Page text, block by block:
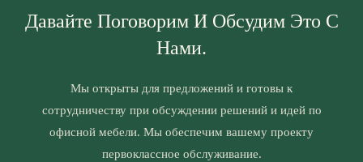
Давайте Поговорим И Обсудим Это С
Нами.
Мы открыты для предложений и готовы к
сотрудничеству при обсуждении решений и идей по
офисной мебели. Мы обеспечим вашему проекту
первоклассное обслуживание.